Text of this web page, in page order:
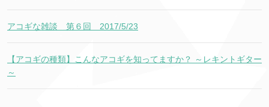
アコギな雑談 第６回 2017/5/23
【アコギの種類】こんなアコギを知ってますか？ ～レキントギター
～